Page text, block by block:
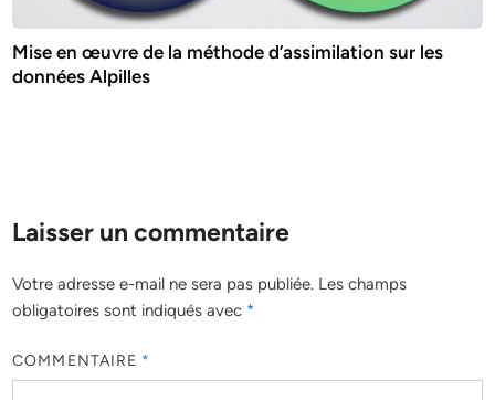
Mise en œuvre de la méthode d’assimilation sur les
données Alpilles
Laisser un commentaire
Votre adresse e-mail ne sera pas publiée. Les champs
obligatoires sont indiqués avec *
COMMENTAIRE *